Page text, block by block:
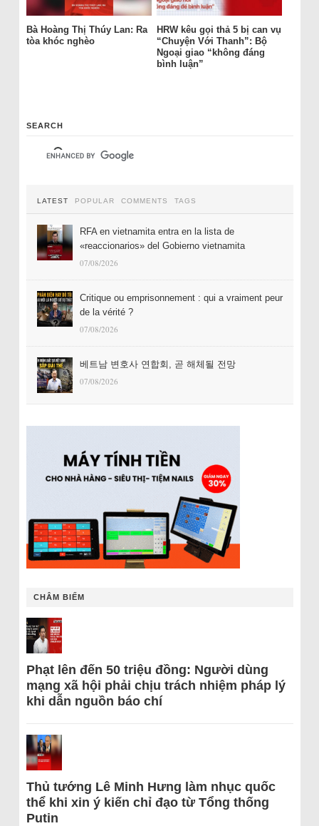
Bà Hoàng Thị Thúy Lan: Ra
tòa khóc nghèo
HRW kêu gọi thả 5 bị can vụ
“Chuyện Với Thanh”: Bộ
Ngoại giao “không đáng
bình luận”
SEARCH
LATEST POPULAR COMMENTS TAGS
RFA en vietnamita entra en la lista de
«reaccionarios» del Gobierno vietnamita
07/08/2026
Critique ou emprisonnement : qui a vraiment peur
de la vérité ?
07/08/2026
베트남 변호사 연합회, 곧 해체될 전망
07/08/2026
CHÂM BIẾM
Phạt lên đến 50 triệu đồng: Người dùng
mạng xã hội phải chịu trách nhiệm pháp lý
khi dẫn nguồn báo chí
Thủ tướng Lê Minh Hưng làm nhục quốc
thể khi xin ý kiến chỉ đạo từ Tổng thống
Putin